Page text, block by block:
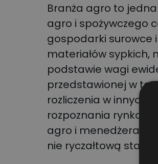
Branża agro to jedna
agro i spożywczego
gospodarki surowce
materiałów sypkich,
podstawie wagi
przedstawionej w
rozliczenia w innych
rozpoznania
agro i menedżerami
nie ryczałtową